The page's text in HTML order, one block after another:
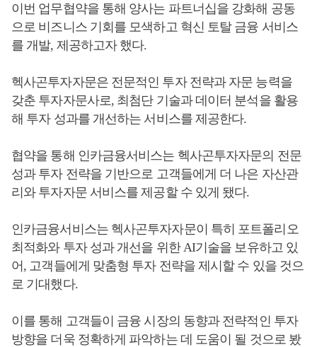
이번 업무협약을 통해 양사는 파트너십을 강화해 공동
으로 비즈니스 기회를 모색하고 혁신 토탈 금융 서비스
를 개발, 제공하고자 했다.
헥사곤투자자문은 전문적인 투자 전략과 자문 능력을
갖춘 투자자문사로, 최첨단 기술과 데이터 분석을 활용
해 투자 성과를 개선하는 서비스를 제공한다.
협약을 통해 인카금융서비스는 헥사곤투자자문의 전문
성과 투자 전략을 기반으로 고객들에게 더 나은 자산관
리와 투자자문 서비스를 제공할 수 있게 됐다.
인카금융서비스는 헥사곤투자자문이 특히 포트폴리오
최적화와 투자 성과 개선을 위한 AI기술을 보유하고 있
어, 고객들에게 맞춤형 투자 전략을 제시할 수 있을 것으
로 기대했다.
이를 통해 고객들이 금융 시장의 동향과 전략적인 투자
방향을 더욱 정확하게 파악하는 데 도움이 될 것으로 봤